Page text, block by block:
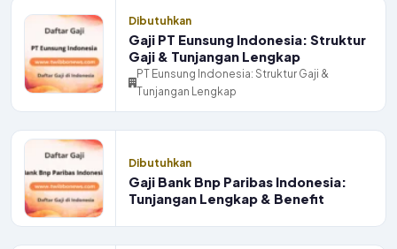
Dibutuhkan
Gaji PT Eunsung Indonesia: Struktur
Gaji & Tunjangan Lengkap
PT Eunsung Indonesia: Struktur Gaji &
Tunjangan Lengkap
Dibutuhkan
Gaji Bank Bnp Paribas Indonesia:
Tunjangan Lengkap & Benefit